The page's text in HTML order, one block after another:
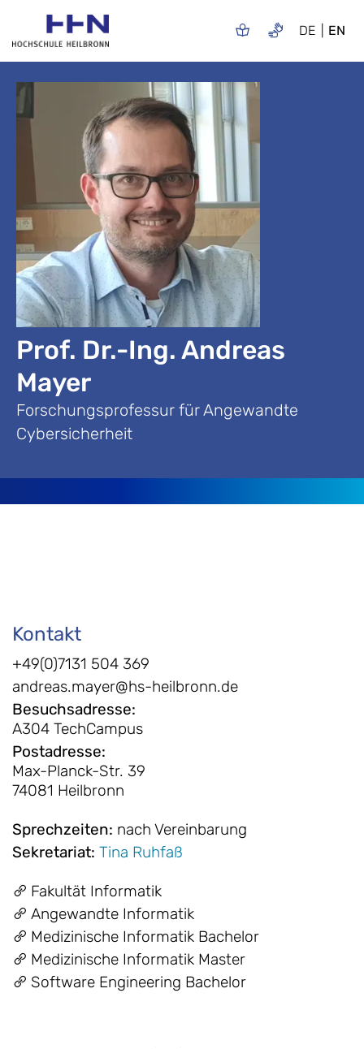
DE EN
Prof. Dr.-Ing. Andreas
Mayer
Forschungsprofessur für Angewandte
Cybersicherheit
Kontakt
+49(0)7131 504 369
andreas.mayer@hs-heilbronn.de
Besuchsadresse:
A304 TechCampus
Postadresse:
Max-Planck-Str. 39
74081 Heilbronn
Sprechzeiten: nach Vereinbarung
Sekretariat: Tina Ruhfaß
Fakultät Informatik
Angewandte Informatik
Medizinische Informatik Bachelor
Medizinische Informatik Master
Software Engineering Bachelor